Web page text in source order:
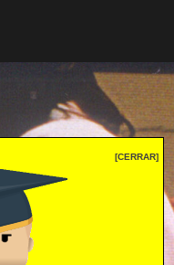
[CERRAR]
el